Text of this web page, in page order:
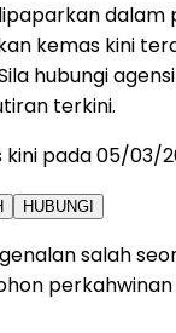
dalam
kemas kini
hubungi
terkini.
kini pada05/03/
HUBUNGI
salah
perkahwinan